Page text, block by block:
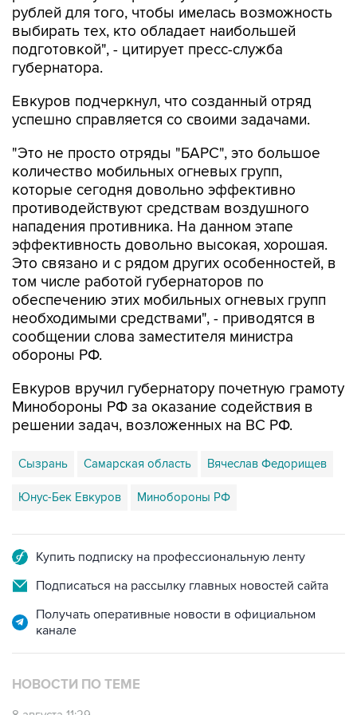
рублей для того, чтобы имелась возможность
выбирать тех, кто обладает наибольшей
подготовкой", - цитирует пресс-служба
губернатора.
Евкуров подчеркнул, что созданный отряд
успешно справляется со своими задачами.
"Это не просто отряды "БАРС", это большое
количество мобильных огневых групп,
которые сегодня довольно эффективно
противодействуют средствам воздушного
нападения противника. На данном этапе
эффективность довольно высокая, хорошая.
Это связано и с рядом других особенностей, в
том числе работой губернаторов по
обеспечению этих мобильных огневых групп
необходимыми средствами", - приводятся в
сообщении слова заместителя министра
обороны РФ.
Евкуров вручил губернатору почетную грамоту
Минобороны РФ за оказание содействия в
решении задач, возложенных на ВС РФ.
Сызрань Самарская область Вячеслав Федорищев
Юнус-Бек Евкуров Минобороны РФ
Купить подписку на профессиональную ленту
Подписаться на рассылку главных новостей сайта
Получать оперативные новости в официальном
канале
НОВОСТИ ПО ТЕМЕ